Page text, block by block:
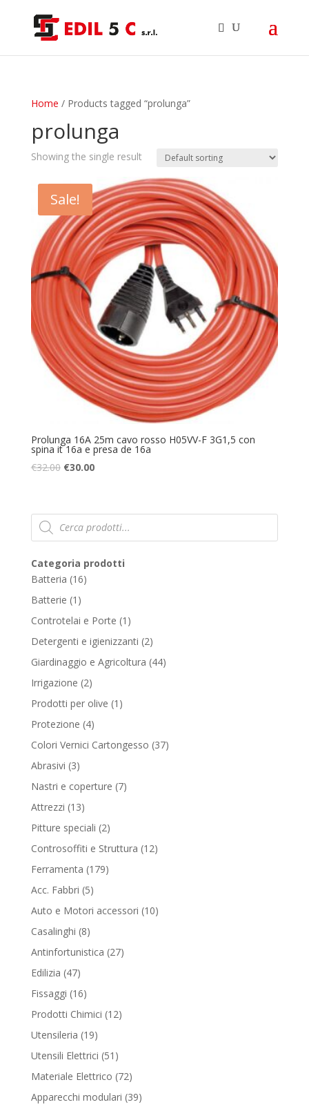
Home / Products tagged “prolunga”
prolunga
Showing the single result
Sale!
Prolunga 16A 25m cavo rosso H05VV-F 3G1,5 con
spina it 16a e presa de 16a
€32.00 €30.00
Products
search
Categoria prodotti
Batteria 1616
Batterie 1 1
product
Controtelai e Porte 1 1
product
Detergenti e igienizzanti 22
products
Giardinaggio e Agricoltura 4444
Irrigazione 22
products
Prodotti per olive 1 1
Protezione 44
products
Colori Vernici Cartongesso 3737
Abrasivi 33
products
Nastri e coperture 77
Attrezzi 1313
products
Pitture speciali 22
products
Controsoffiti e Struttura 1212
Ferramenta 179179
Acc. Fabbri 55
products
Auto e Motori accessori 1010
Casalinghi 88
products
Antinfortunistica 2727
Edilizia 4747
products
Fissaggi 1616
products
Prodotti Chimici 1212
Utensileria 1919
products
Utensili Elettrici 51 51
products
Materiale Elettrico 7272
products
Apparecchi modulari 3939